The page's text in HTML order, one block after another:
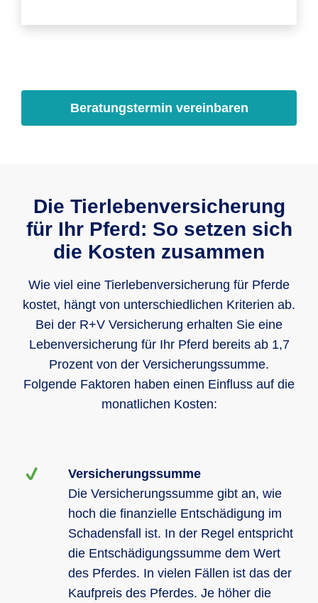
Unfall
optional
infolge Unfall
optional
infolge Unfall
oder
Krankheit
Höchstaufnahmealter bei Einschluss
von Zusatzbausteinen
18 Jahre 13 Jahre
7. Lebenstag 7. Lebenstag 7. Lebenstag
Selbstbehalt
0 % 0 % 20 %
Selbstbehalt
20 % 20 % 40 %
Geltungsbereich
Westeuropa
Beratungstermin vereinbaren
Die Tierlebenversicherung
für Ihr Pferd: So setzen sich
die Kosten zusammen
Wie viel eine Tierlebenversicherung für Pferde
kostet, hängt von unterschiedlichen Kriterien ab.
Bei der R+V Versicherung erhalten Sie eine
Lebenversicherung für Ihr Pferd bereits ab 1,7
Prozent von der Versicherungssumme.
Folgende Faktoren haben einen Einfluss auf die
monatlichen Kosten:
Versicherungssumme
Die Versicherungssumme gibt an, wie
hoch die finanzielle Entschädigung im
Schadensfall ist. In der Regel entspricht
die Entschädigungssumme dem Wert
des Pferdes. In vielen Fällen ist das der
Kaufpreis des Pferdes. Je höher die